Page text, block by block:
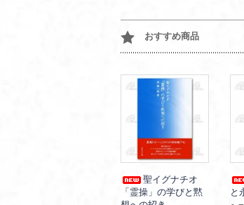
おすすめ商品
聖イグナチオ
「霊操」の学びと黙
と